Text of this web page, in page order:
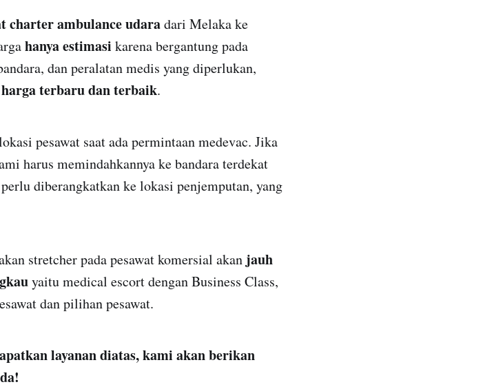
charter ambulance udaradari Melaka ke
hanya estimasi karena bergantung pada
dan peralatan medis yang diperlukan,
terbaru dan terbaik.
pesawat saat ada permintaan medevac. Jika
harus memindahkannya ke bandara terdekat
diberangkatkan ke lokasi penjemputan, yang
stretcher pada pesawat komersial akan jauh
yaitu medical escort dengan Business Class,
dan pilihan pesawat.
layanan diatas, kami akan berikan